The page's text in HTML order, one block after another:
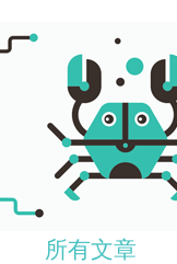
所有文章